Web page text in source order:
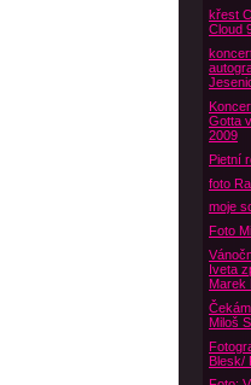
křest
Cloud
Gotta
2009
Pietní
foto
moje
Foto
Iveta
Marek
Miloš
Blesk/